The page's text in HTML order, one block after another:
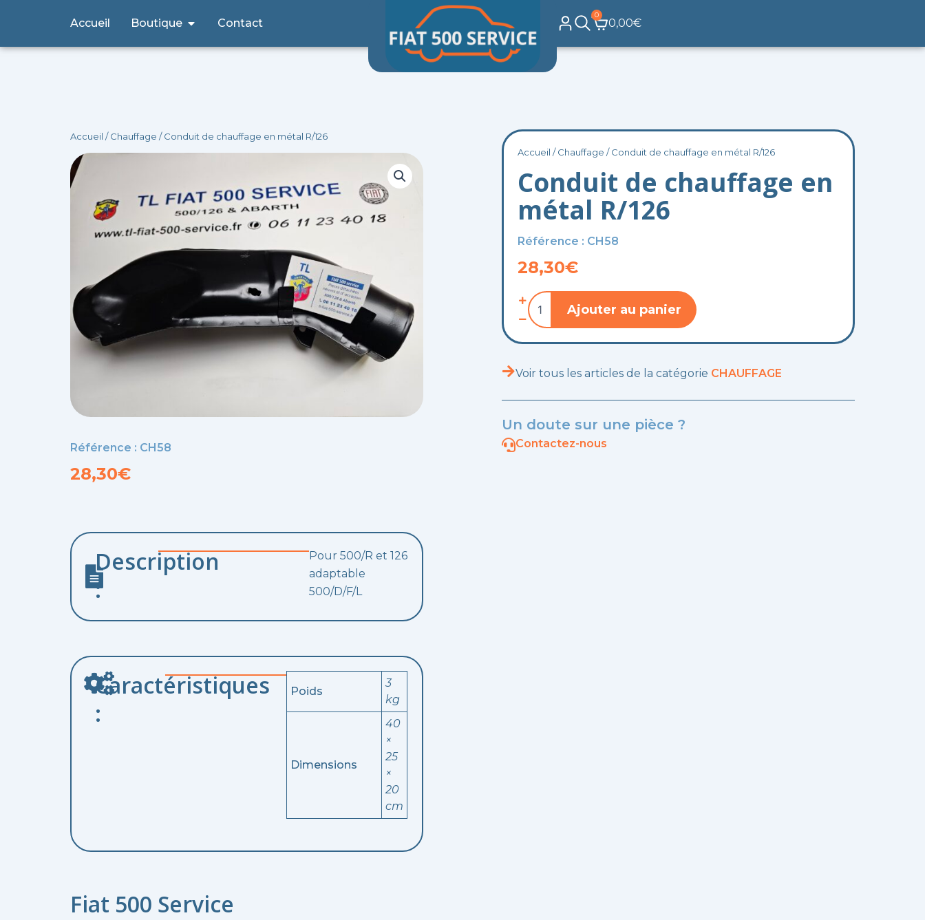
contenu
Accueil Boutique Ouvrir Boutique
Contact 0,00€
0
Panier
Accueil /Chauffage / Conduit de chauffage en métal R/126
Référence : CH58
28,30€
Description
:
Pour 500/R et 126
adaptable
500/D/F/L
Caractéristiques
:
Poids
3
kg
Dimensions
40
×
25
×
20
cm
Fiat 500 Service
Accueil /Chauffage / Conduit de chauffage en métal R/126
Conduit de chauffage en
métal R/126
Référence : CH58
28,30€
quantité
de
Conduit
métal
Ajouter au panier
Voir tous les articles de la catégorie CHAUFFAGE
Un doute sur une pièce ?
Contactez-nous